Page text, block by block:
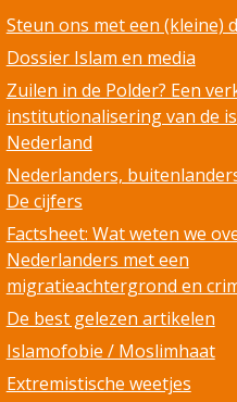
Steun ons met een (kleine)
Dossier Islam en media
Zuilen in de Polder? Een
institutionalisering van de
Nederland
Nederlanders,
De cijfers
Factsheet: Wat weten we
Nederlanders met een
migratieachtergrond en
De best gelezen artikelen
Islamofobie / Moslimhaat
Extremistische weetjes